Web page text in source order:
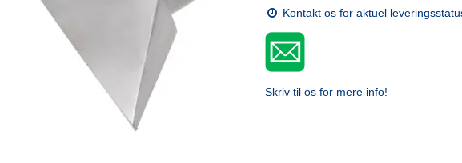
Kontakt os for aktuel
Skriv til os for mere info!